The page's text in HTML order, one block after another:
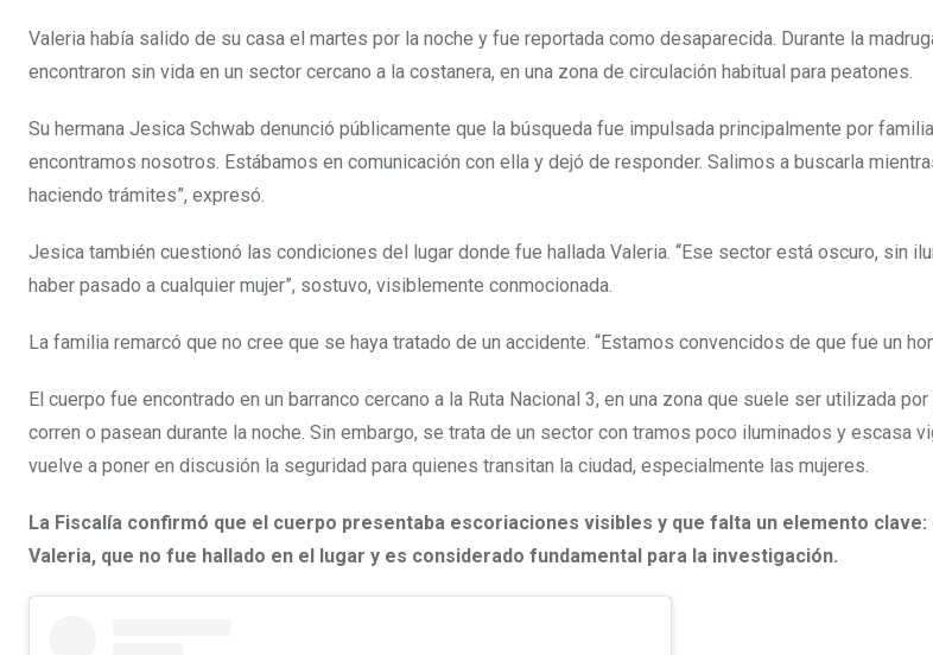
Valeria había salido de su casa el martes por la noche y fue reportada como desaparecida. Durante la
encontraron sin vida en un sector cercano a la costanera, en una zona de circulación habitual para peatones.
Su hermana Jesica Schwab denunció públicamente que la búsqueda fue impulsada principalmente por
encontramos nosotros. Estábamos en comunicación con ella y dejó de responder. Salimos a buscarla
haciendo trámites”, expresó.
Jesica también cuestionó las condiciones del lugar donde fue hallada Valeria. “Ese sector está oscuro, sin
haber pasado a cualquier mujer”, sostuvo, visiblemente conmocionada.
La familia remarcó que no cree que se haya tratado de un accidente. “Estamos convencidos de que fue un
El cuerpo fue encontrado en un barranco cercano a la Ruta Nacional 3, en una zona que suele ser utilizada
corren o pasean durante la noche. Sin embargo, se trata de un sector con tramos poco iluminados y escasa
vuelve a poner en discusión la seguridad para quienes transitan la ciudad, especialmente las mujeres.
La Fiscalía confirmó que el cuerpo presentaba escoriaciones visibles y que falta un elemento
Valeria, que no fue hallado en el lugar y es considerado fundamental para la investigación.